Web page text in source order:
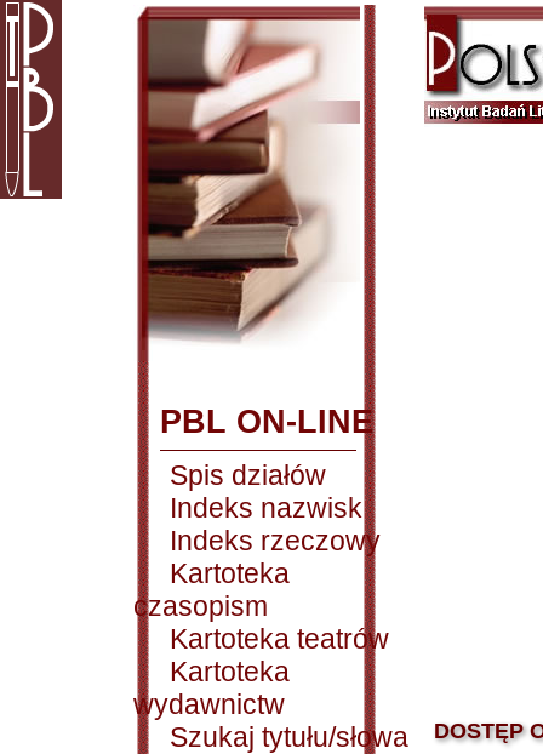
PBL ON-LINE
Spis działów
Indeks nazwisk
Indeks rzeczowy
Kartoteka
czasopism
Kartoteka teatrów
Kartoteka
wydawnictw
Szukaj tytułu/słowa
DOSTĘP